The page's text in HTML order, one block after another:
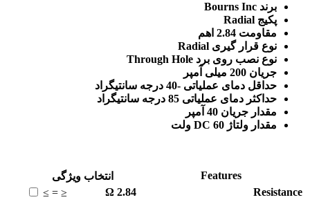
برند Bourns Inc
پکیج Radial
مقاومت 2.84 اهم
نوع قرار گیری Radial
نوع نصب روی برد Through Hole
جریان 200 میلی آمپر
حداقل دمای عملیاتی -40 درجه سانتیگراد
حداکثر دمای عملیاتی 85 درجه سانتیگراد
مقدار جریان 40 آمپر
مقدار ولتاژ DC 60 ولت
Features
انتخاب ویژگی
Resistance
2.84
Ω
≤
=
≥